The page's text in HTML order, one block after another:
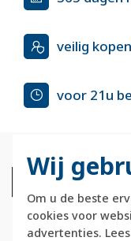
Wij
Om u de beste
cookies voor
advertenties.
veilig
voor 21u